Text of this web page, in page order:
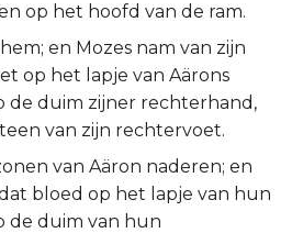
op het hoofd van de ram.
en Mozes nam van zijn
op het lapje van Aärons
de duim zijner rechterhand,
van zijn rechtervoet.
van Aäron naderen; en
bloed op het lapje van hun
de duim van hun